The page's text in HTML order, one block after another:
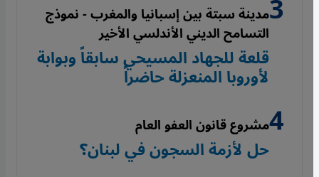
مدينة سبتة بين إسبانيا والمغرب - نموذج
التسامح الديني الأندلسي الأخير
قلعة للجهاد المسيحي سابقاً وبوابة
لأوروبا المنعزلة حاضراً
مشروع قانون العفو العام
حل لأزمة السجون في لبنان؟